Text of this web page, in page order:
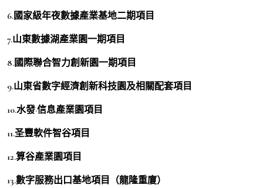
6.國家級年夜數據產業基地二期項目
7.山東數據湖產業園一期項目
8.國際聯合智力創新園一期項目
9.山東省數字經濟創新科技園及相關配套項目
10.水發·信息產業園項目
11.圣豐軟件智谷項目
12.算谷產業園項目
13.數字服務出口基地項目（龍隆重廈）